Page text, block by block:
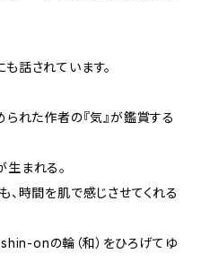
話されています。
られた作者の『気』が鑑賞する
まれる。
、時間を肌で感じさせてくれる
onの輪（和）をひろげてゆ